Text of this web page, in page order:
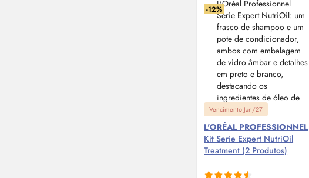
-12%
Vencimento Jan/27
L'ORÉAL PROFESSIONNEL
Kit Serie Expert NutriOil
Treatment (2 Produtos)